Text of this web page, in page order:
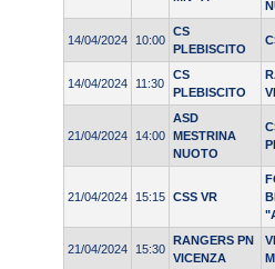
14/04/2024 10:00
CS
PLEBISCITO
14/04/2024 11:30
CS
PLEBISCITO
21/04/2024 14:00
ASD
MESTRINA
NUOTO
21/04/2024 15:15 CSS VR
21/04/2024 15:30
RANGERS PN
VICENZA